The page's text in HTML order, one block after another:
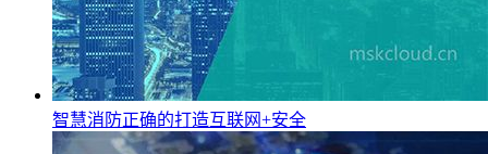
智慧消防正确的打造互联网+安全